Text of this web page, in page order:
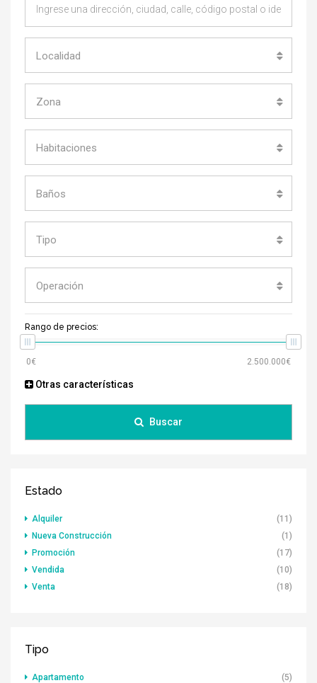
Localidad
Zona
Habitaciones
Baños
Tipo
Operación
Rango de precios:
Otras características
Buscar
Estado
Alquiler
(11)
Nueva Construcción
(1)
Promoción
(17)
Vendida
(10)
Venta
(18)
Tipo
Apartamento
(5)